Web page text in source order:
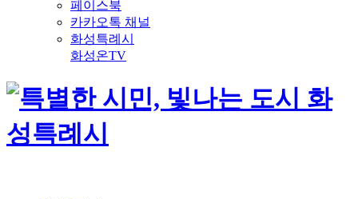
페이스북
카카오톡 채널
화성특례시
화성온TV